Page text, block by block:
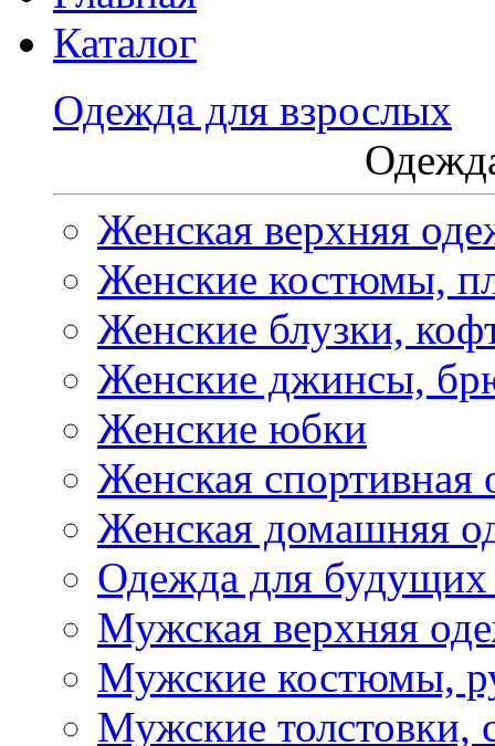
Каталог
Одежда для взрослых
Женская верхняя
Женские костюмы,
Женские блузки,
Женские джинсы,
Женские юбки
Женская спортивная
Женская домашняя
Одежда для
Мужская верхняя
Мужские костюмы,
Мужские толстовки,